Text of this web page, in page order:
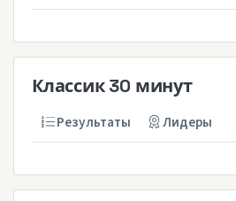
Классик 30 минут
Результаты Лидеры